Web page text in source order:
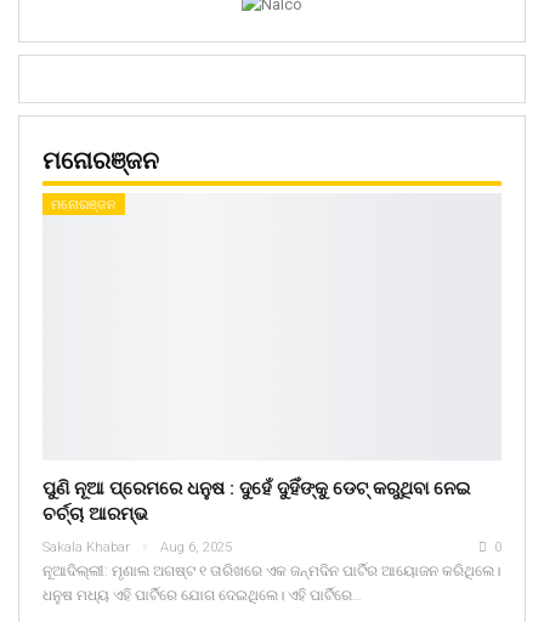
ମନୋରଞ୍ଜନ
ମନୋରଞ୍ଜନ
ପୁଣି ନୂଆ ପ୍ରେମରେ ଧନୁଷ : ଦୁହେଁ ଦୁହିଁଙ୍କୁ ଡେଟ୍ କରୁଥିବା ନେଇ
ଚର୍ଚ୍ଚା ଆରମ୍ଭ
Sakala Khabar Aug 6, 2025 0
ନୂଆଦିଲ୍ଲୀ: ମୃଣାଲ ଅଗଷ୍ଟ ୧ ତାରିଖରେ ଏକ ଜନ୍ମଦିନ ପାର୍ଟିର ଆୟୋଜନ କରିଥିଲେ।
ଧନୁଷ ମଧ୍ୟ ଏହି ପାର୍ଟିରେ ଯୋଗ ଦେଇଥିଲେ। ଏହି ପାର୍ଟିରେ…